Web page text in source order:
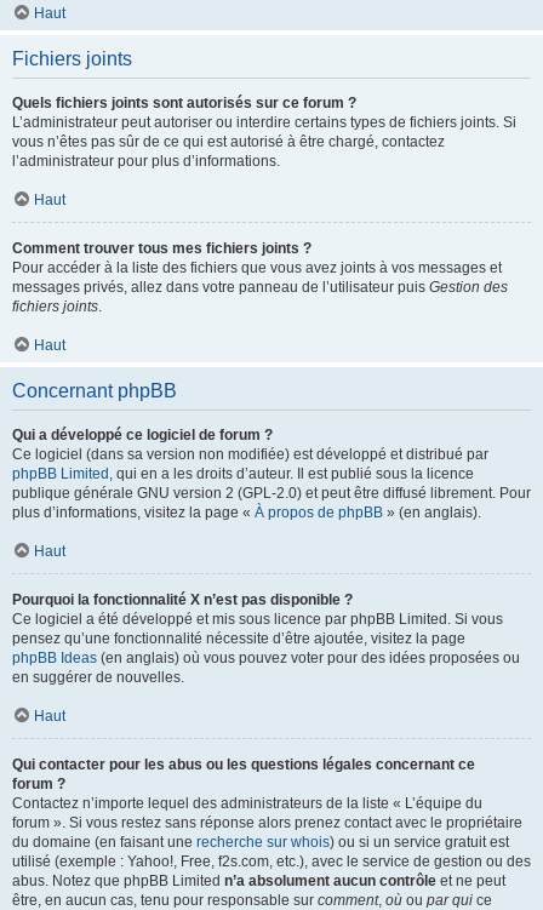
Haut
Fichiers joints
Quels fichiers joints sont autorisés sur ce forum ?
L’administrateur peut autoriser ou interdire certains types de fichiers joints. Si
vous n’êtes pas sûr de ce qui est autorisé à être chargé, contactez
l’administrateur pour plus d’informations.
Haut
Comment trouver tous mes fichiers joints ?
Pour accéder à la liste des fichiers que vous avez joints à vos messages et
messages privés, allez dans votre panneau de l’utilisateur puis Gestion des
fichiers joints.
Haut
Concernant phpBB
Qui a développé ce logiciel de forum ?
Ce logiciel (dans sa version non modifiée) est développé et distribué par
phpBB Limited , qui en a les droits d’auteur. Il est publié sous la licence
publique générale GNU version 2 (GPL-2.0) et peut être diffusé librement. Pour
plus d’informations, visitez la page « À propos de phpBB » (en anglais).
Haut
Pourquoi la fonctionnalité X n’est pas disponible ?
Ce logiciel a été développé et mis sous licence par phpBB Limited. Si vous
pensez qu’une fonctionnalité nécessite d’être ajoutée, visitez la page
phpBB Ideas (en anglais) où vous pouvez voter pour des idées proposées ou
en suggérer de nouvelles.
Haut
Qui contacter pour les abus ou les questions légales concernant ce
forum ?
Contactez n’importe lequel des administrateurs de la liste « L’équipe du
forum ». Si vous restez sans réponse alors prenez contact avec le propriétaire
du domaine (en faisant une recherche sur whois) ou si un service gratuit est
utilisé (exemple : Yahoo!, Free, f2s.com, etc.), avec le service de gestion ou des
abus. Notez que phpBB Limited n’a absolument aucun contrôle et ne peut
être, en aucun cas, tenu pour responsable sur comment, où ou par qui ce